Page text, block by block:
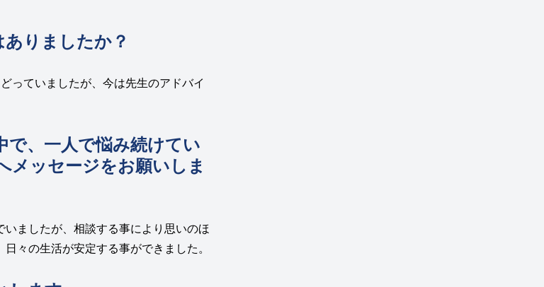
りましたか？
っていましたが、今は先生のアドバイ
で、一人で悩み続けてい
メッセージをお願いしま
ましたが、相談する事により思いのほ
々の生活が安定する事ができました。